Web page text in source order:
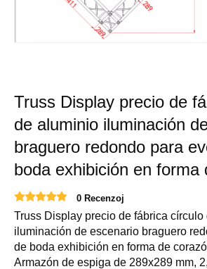
Truss Display precio de
de aluminio iluminación
braguero redondo para
boda exhibición en forma
0 Recenzoj
Truss Display precio de fábrica
iluminación de escenario braguero
de boda exhibición en forma de
Armazón de espiga de 289x289 mm,